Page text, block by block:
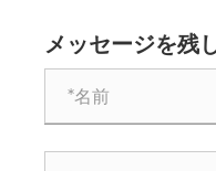
メッセージを残